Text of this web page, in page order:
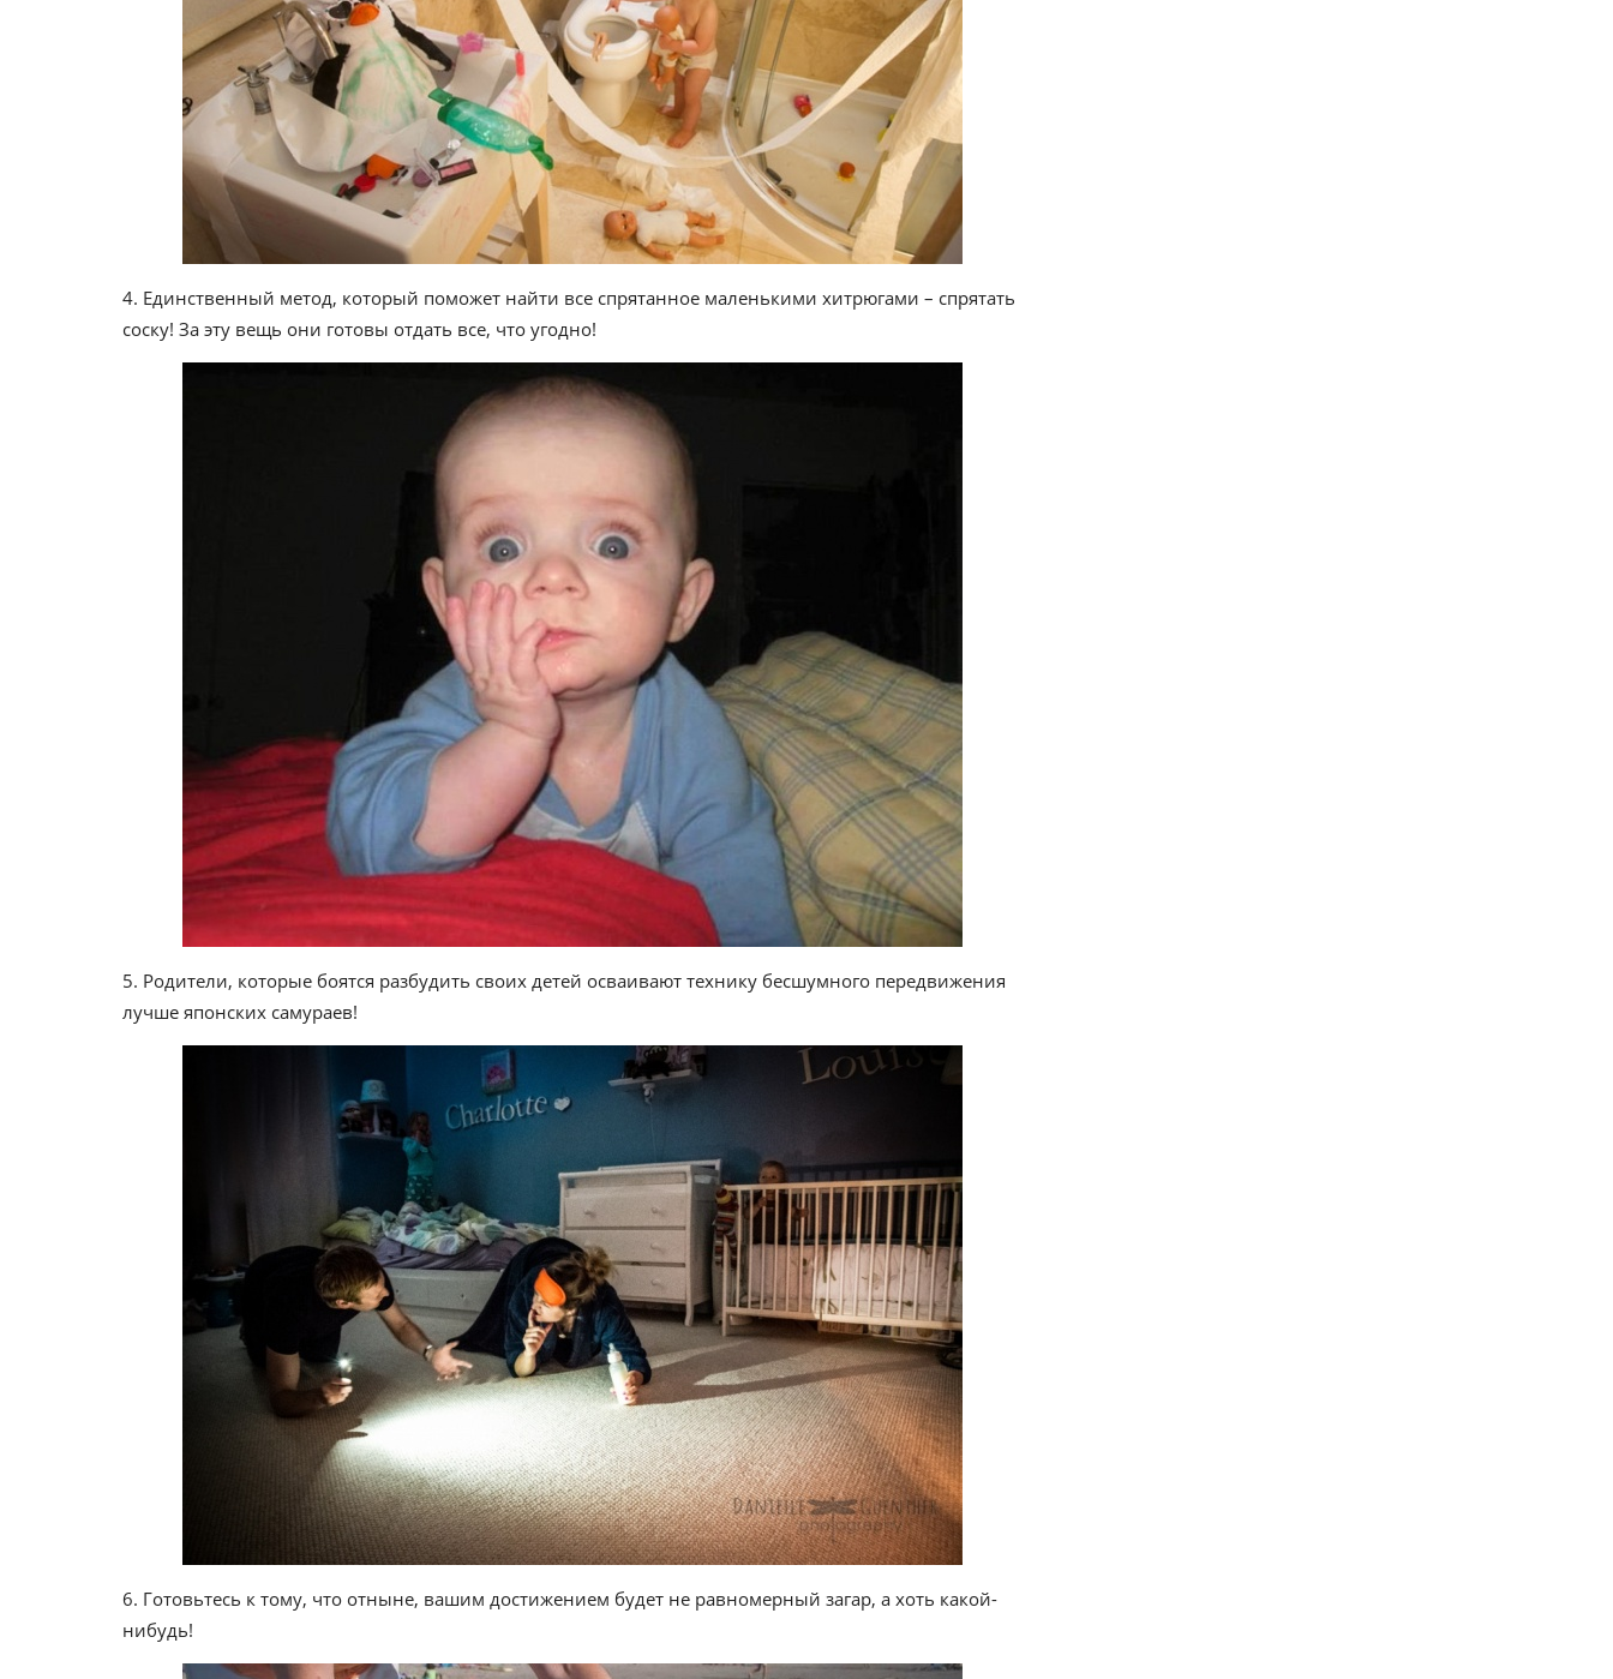
4. Единственный метод, который поможет найти все спрятанное маленькими хитрюгами – спрятать
соску! За эту вещь они готовы отдать все, что угодно!
5. Родители, которые боятся разбудить своих детей осваивают технику бесшумного передвижения
лучше японских самураев!
6. Готовьтесь к тому, что отныне, вашим достижением будет не равномерный загар, а хоть какой-
нибудь!